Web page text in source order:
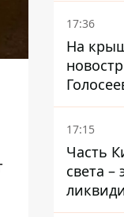
17:36
На
в гектар
17:15
Часть
света –